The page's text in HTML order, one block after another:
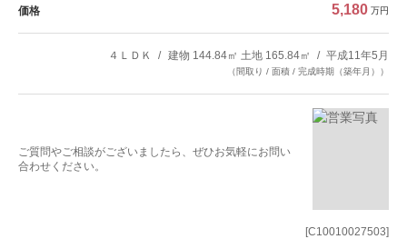
[C10010027503]
価格 5,180 万円
４ＬＤＫ 建物 144.84㎡ 土地 165.84㎡ 平成11年5月
（間取り / 面積 / 完成時期（築年月））
ご質問やご相談がございましたら、ぜひお気軽にお問い
合わせください。